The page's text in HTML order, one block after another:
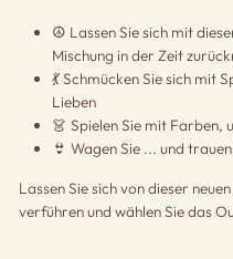
☮️ Lassen Sie sich mit
Mischung in der Zeit
💃 Schmücken Sie sich mit
Lieben
👗 Spielen Sie mit Farben,
👙 Wagen Sie ... und
Lassen Sie sich von dieser
verführen und wählen Sie das